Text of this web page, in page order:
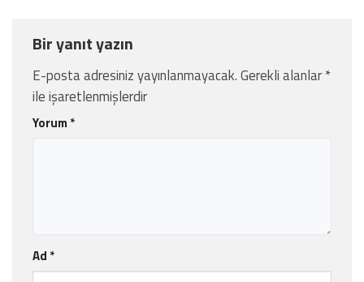
Bir yanıt yazın
E-posta adresiniz yayınlanmayacak.Gerekli alanlar*
ile işaretlenmişlerdir
Yorum *
Ad *